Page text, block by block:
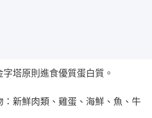
字塔原則進食優質蛋白質。
：新鮮肉類、雞蛋、海鮮、魚、牛